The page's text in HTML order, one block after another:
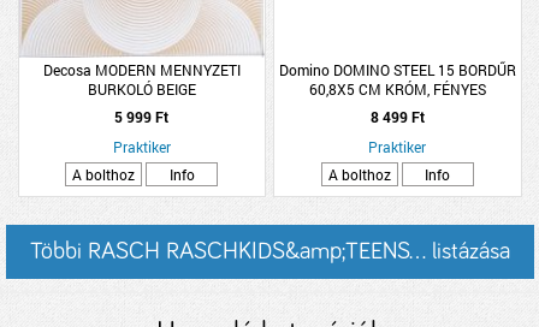
Decosa MODERN MENNYZETI
BURKOLÓ BEIGE
5 999 Ft
Praktiker
A bolthoz
Info
Domino DOMINO STEEL 15 BORDŰR
60,8X5 CM KRÓM, FÉNYES
8 499 Ft
Praktiker
A bolthoz
Info
Többi RASCH RASCHKIDS&amp;TEENS... listázása